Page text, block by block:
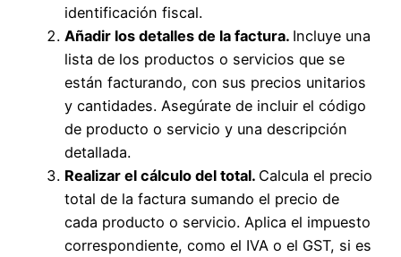
identificación fiscal.
Añadir los detalles de la factura. Incluye una
lista de los productos o servicios que se
están facturando, con sus precios unitarios
y cantidades. Asegúrate de incluir el código
de producto o servicio y una descripción
detallada.
Realizar el cálculo del total. Calcula el precio
total de la factura sumando el precio de
cada producto o servicio. Aplica el impuesto
correspondiente, como el IVA o el GST, si es